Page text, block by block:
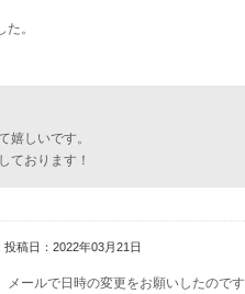
。
嬉しいです。
ております！
投稿日：2022年03月21日
ールで日時の変更をお願いしたので